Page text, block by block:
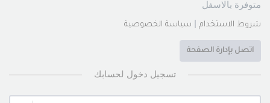
متوفرة بالاسفل
شروط الاستخدام | سياسة الخصوصية
اتصل بإدارة الصفحة
تسجيل دخول لحسابك